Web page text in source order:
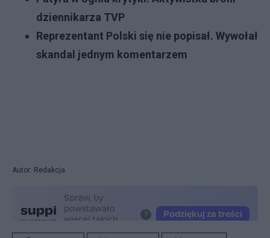
dziennikarza TVP
Reprezentant Polski się nie popisał. Wywołał
skandal jednym komentarzem
Autor: Redakcja